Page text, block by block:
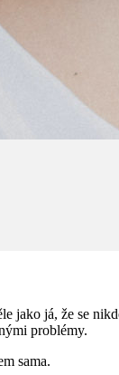
já, že se
problémy.
sama.